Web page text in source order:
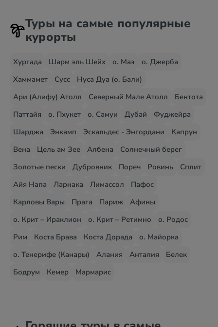
Туры на самые популярные
курорты
Хургада Шарм эль Шейх о. Маэ
о. Джерба
Хаммамет
Сусс
Нуса Дуа (о. Бали)
Ари (Алифу) Атолл
Северный Мале Атолл
Бентота
Паттайя
о. Пхукет о. Самуи Дубай
Фуджейра
Шарджа
Энкамп Эскальдес - Энгордани
Капрун
Вена
Цель ам Зее Албена
Солнечный берег
Золотые пески
Дубровник Пореч Ровинь
Сплит
Айя Напа
Ларнака Лимассол
Пафос
Карловы Вары
Прага Париж
Афины
о. Крит – Ираклион
о. Крит – Ретимно
о. Родос
Рим
Коста Брава Коста Дорада
о. Майорка
о. Тенерифе (Канары)
Алания Анталия
Белек
Бодрум
Кемер Мармарис